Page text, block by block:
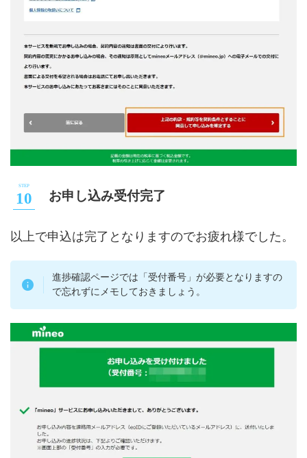
お申し込み受付完了
以上で申込は完了となりますのでお疲れ様でした。
進捗確認ページでは「受付番号」が必要となりますの
で忘れずにメモしておきましょう。